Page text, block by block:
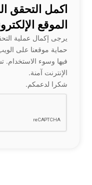
اكمل التحقق
الموقع
يرجى إكمال عملية
حماية موقعنا على
فيها وسوء الاستخدام.
الإنترنت آمنة.
شكرا لدعمكم.